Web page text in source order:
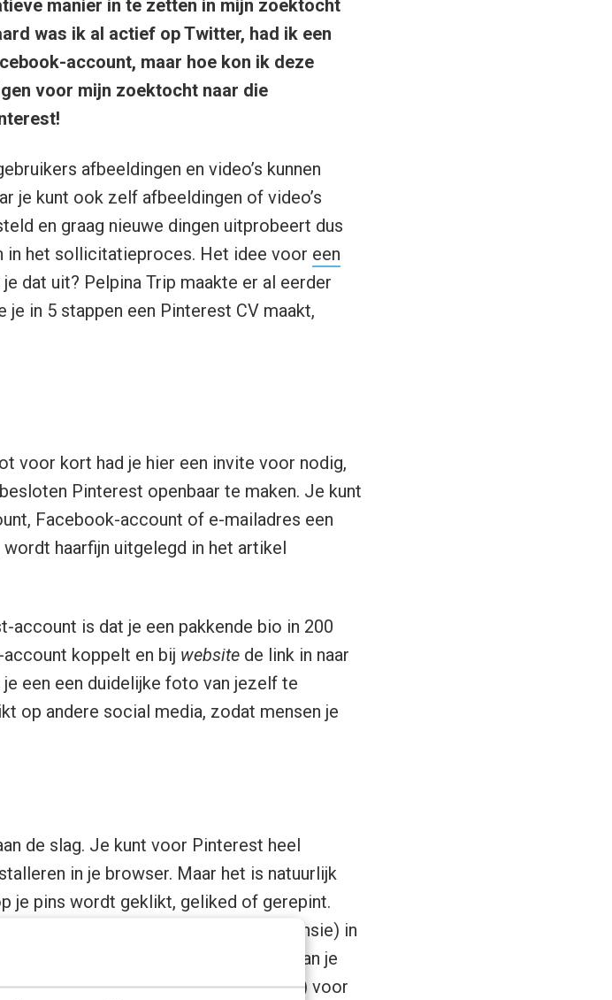
manier in te zetten in mijn zoektocht
was ik al actief op Twitter, had ik een
account, maar hoe kon ik deze
voor mijn zoektocht naar die
afbeeldingen en video’s kunnen
je kunt ook zelf afbeeldingen of video’s
en graag nieuwe dingen uitprobeert dus
in het sollicitatieproces. Het idee voor een
dat uit? Pelpina Trip maakte er al eerder
in 5 stappen een Pinterest CV maakt,
voor kort had je hier een invite voor nodig,
Pinterest openbaar te maken. Je kunt
Facebook-account of e-mailadres een
haarfijn uitgelegd in het artikel
account is dat je een pakkende bio in 200
koppelt en bij websitede link in naar
een een duidelijke foto van jezelf te
op andere social media, zodat mensen je
de slag. Je kunt voor Pinterest heel
in je browser. Maar het is natuurlijk
je pins wordt geklikt, geliked of gerepint.
, een tool waarvoor je een add-on (extensie) in
afbeeldingen van internet op één van je
tool realtime statistieken (pinalytics) voor